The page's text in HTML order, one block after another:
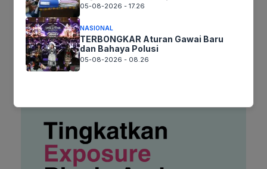
05-08-2026 - 17.26
NASIONAL
TERBONGKAR Aturan Gawai Baru
dan Bahaya Polusi
05-08-2026 - 08.26